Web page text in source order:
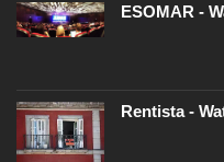
ESOMAR -
Rentista -